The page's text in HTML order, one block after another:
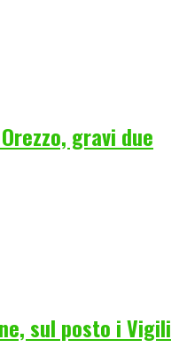
gravi due
sul posto i Vigili